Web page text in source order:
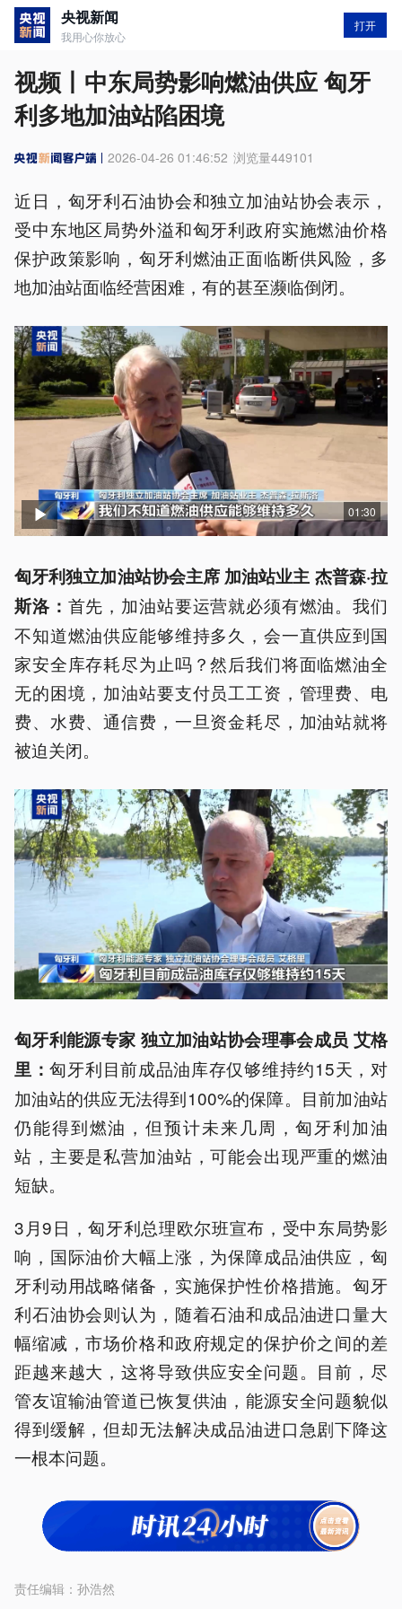
央视新闻
我用心你放心
打开
视频丨中东局势影响燃油供应 匈牙
利多地加油站陷困境
2026-04-26 01:46:52 浏览量449101
近日，匈牙利石油协会和独立加油站协会表示，
受中东地区局势外溢和匈牙利政府实施燃油价格
保护政策影响，匈牙利燃油正面临断供风险，多
地加油站面临经营困难，有的甚至濒临倒闭。
01:30
匈牙利独立加油站协会主席 加油站业主 杰普森·拉
斯洛： 首先，加油站要运营就必须有燃油。我们
不知道燃油供应能够维持多久，会一直供应到国
家安全库存耗尽为止吗？然后我们将面临燃油全
无的困境，加油站要支付员工工资，管理费、电
费、水费、通信费，一旦资金耗尽，加油站就将
被迫关闭。
匈牙利能源专家 独立加油站协会理事会成员 艾格
里：匈牙利目前成品油库存仅够维持约15天，对
加油站的供应无法得到100%的保障。目前加油站
仍能得到燃油，但预计未来几周，匈牙利加油
站，主要是私营加油站，可能会出现严重的燃油
短缺。
3月9日，匈牙利总理欧尔班宣布，受中东局势影
响，国际油价大幅上涨，为保障成品油供应，匈
牙利动用战略储备，实施保护性价格措施。匈牙
利石油协会则认为，随着石油和成品油进口量大
幅缩减，市场价格和政府规定的保护价之间的差
距越来越大，这将导致供应安全问题。目前，尽
管友谊输油管道已恢复供油，能源安全问题貌似
得到缓解，但却无法解决成品油进口急剧下降这
一根本问题。
责任编辑： 孙浩然